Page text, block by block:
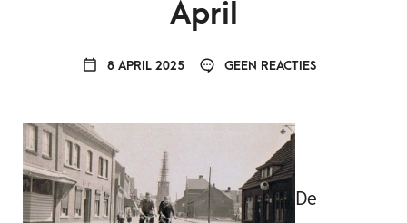
April
8 APRIL 2025 GEEN REACTIES
De